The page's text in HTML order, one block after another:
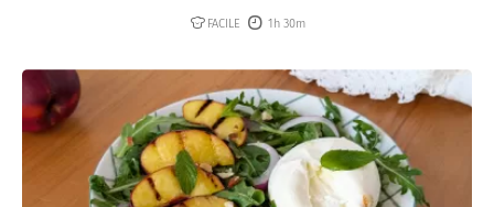
FACILE 1h 30m